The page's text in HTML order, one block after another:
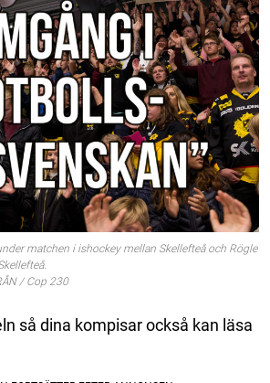
matchen i ishockey mellan Skellefteå och Rögle
/ Cop 230
så dina kompisar också kan läsa